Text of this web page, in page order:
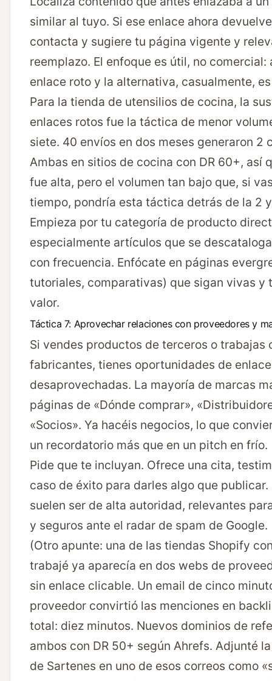
similar al tuyo. Si ese enlace ahora
contacta y sugiere tu página vigente y
reemplazo. El enfoque es útil, no comercial:
enlace roto y la alternativa, casualmente,
Para la tienda de utensilios de cocina, la
enlaces rotos fue la táctica de menor
siete. 40 envíos en dos meses generaron 2
Ambas en sitios de cocina con DR 60+, así
fue alta, pero el volumen tan bajo que, si
tiempo, pondría esta táctica detrás de la 2
Empieza por tu categoría de producto
especialmente artículos que se
con frecuencia. Enfócate en páginas
tutoriales, comparativas) que sigan vivas y
valor.
Táctica 7: Aprovechar relaciones con proveedores y
Si vendes productos de terceros o trabajas
fabricantes, tienes oportunidades de enlace
desaprovechadas. La mayoría de marcas
páginas de «Dónde comprar»,
«Socios». Ya hacéis negocios, lo que
un recordatorio más que en un pitch en frío.
Pide que te incluyan. Ofrece una cita,
caso de éxito para darles algo que publicar.
suelen ser de alta autoridad, relevantes
y seguros ante el radar de spam de Google.
(Otro apunte: una de las tiendas Shopify
trabajé ya aparecía en dos webs de
sin enlace clicable. Un email de cinco
proveedor convirtió las menciones en
total: diez minutos. Nuevos dominios de
ambos con DR 50+ según Ahrefs. Adjunté
de Sartenes en uno de esos correos como